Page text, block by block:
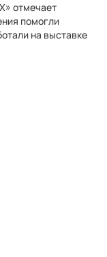
отмечает
помогли
на выставке